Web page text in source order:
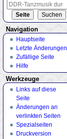
Navigation
Hauptseite
Letzte Änderungen
Zufällige Seite
Hilfe
Werkzeuge
Links auf diese
Seite
Änderungen an
verlinkten Seiten
Spezialseiten
Druckversion